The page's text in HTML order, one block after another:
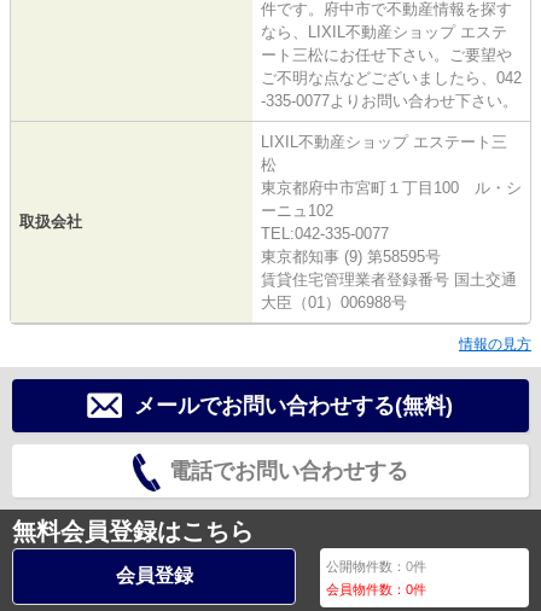
件です。府中市で不動産情報を探す
なら、LIXIL不動産ショップ エステ
ート三松にお任せ下さい。ご要望や
ご不明な点などございましたら、042
-335-0077よりお問い合わせ下さい。
取扱会社
LIXIL不動産ショップ エステート三
松
東京都府中市宮町１丁目100 ル・シ
ーニュ102
TEL:042-335-0077
東京都知事 (9) 第58595号
賃貸住宅管理業者登録番号 国土交通
大臣（01）006988号
情報の見方
メールでお問い合わせする(無料)
電話でお問い合わせする
無料会員登録はこちら
会員登録 公開物件数：0件
会員物件数：0件